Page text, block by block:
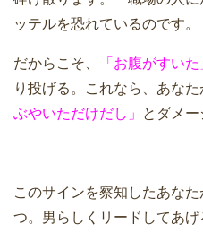
ッテルを恐れているのです。
だからこそ、 「お腹がすいた
り投げる。これなら、あな
ぶやいただけだし」
とダメー
このサインを察知したあな
つ。男らしくリードしてあげ